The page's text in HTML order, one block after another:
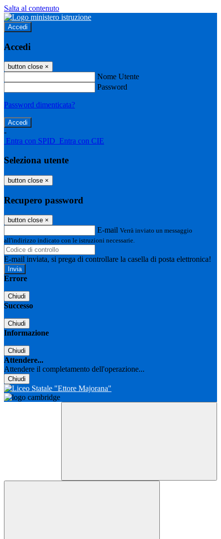
Salta al contenuto
Accedi
Accedi
button close ×
Nome Utente
Password
Password dimenticata?
-
Entra con SPID Entra con CIE
Seleziona utente
button close ×
Recupero password
button close ×
E-mail Verrà inviato un messaggio
all'indirizzo indicato con le istruzioni necessarie.
E-mail inviata, si prega di controllare la casella di posta elettronica!
Errore
Chiudi
Successo
Chiudi
Informazione
Chiudi
Attendere...
Attendere il completamento dell'operazione...
Chiudi